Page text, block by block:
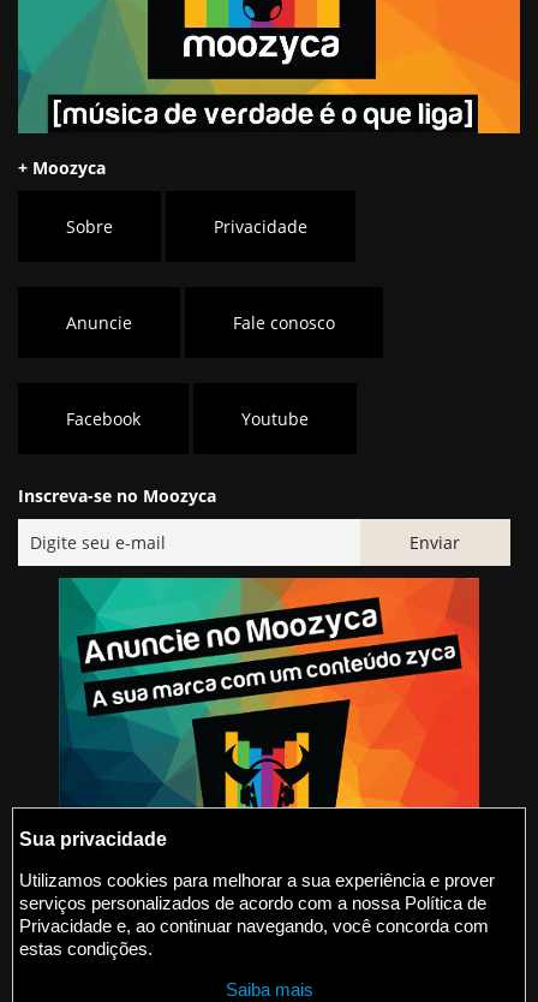
+ Moozyca
Sobre Privacidade
Anuncie Fale conosco
Facebook Youtube
Inscreva-se no Moozyca
@2015-2026 Moozyca
Sua privacidade
Utilizamos cookies para melhorar a sua experiência e prover
serviços personalizados de acordo com a nossa Política de
Privacidade e, ao continuar navegando, você concorda com
estas condições.
Saiba mais